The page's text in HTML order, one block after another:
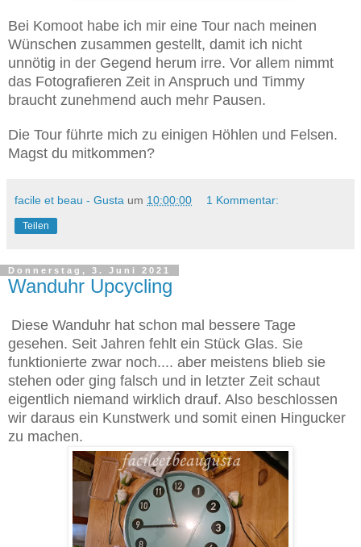
Bei Komoot habe ich mir eine Tour nach meinen
Wünschen zusammen gestellt, damit ich nicht
unnötig in der Gegend herum irre. Vor allem nimmt
das Fotografieren Zeit in Anspruch und Timmy
braucht zunehmend auch mehr Pausen.
Die Tour führte mich zu einigen Höhlen und Felsen.
Magst du mitkommen?
facile et beau - Gusta um 10:00:00 1 Kommentar:
Teilen
Donnerstag, 3. Juni 2021
Wanduhr Upcycling
Diese Wanduhr hat schon mal bessere Tage
gesehen. Seit Jahren fehlt ein Stück Glas. Sie
funktionierte zwar noch.... aber meistens blieb sie
stehen oder ging falsch und in letzter Zeit schaut
eigentlich niemand wirklich drauf. Also beschlossen
wir daraus ein Kunstwerk und somit einen Hingucker
zu machen.